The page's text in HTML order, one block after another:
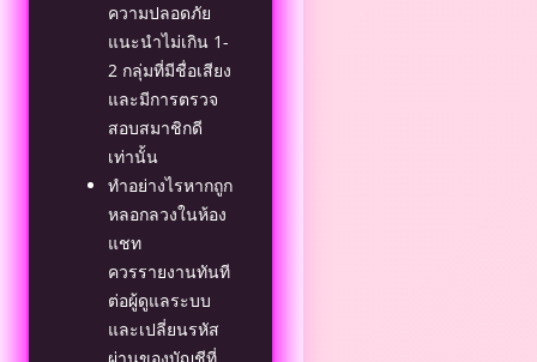
ความปลอดภัย
แนะนำไม่เกิน 1-
2 กลุ่มที่มีชื่อเสียง
และมีการตรวจ
สอบสมาชิกดี
เท่านั้น
ทำอย่างไรหากถูก
หลอกลวงในห้อง
แชท
ควรรายงานทันที
ต่อผู้ดูแลระบบ
และเปลี่ยนรหัส